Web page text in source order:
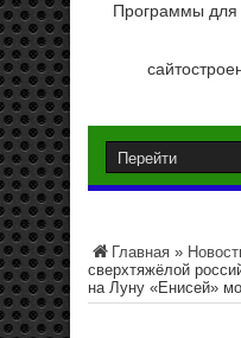
Программы для
Главная »
сверхтяжёлой
на Луну «Енисей»